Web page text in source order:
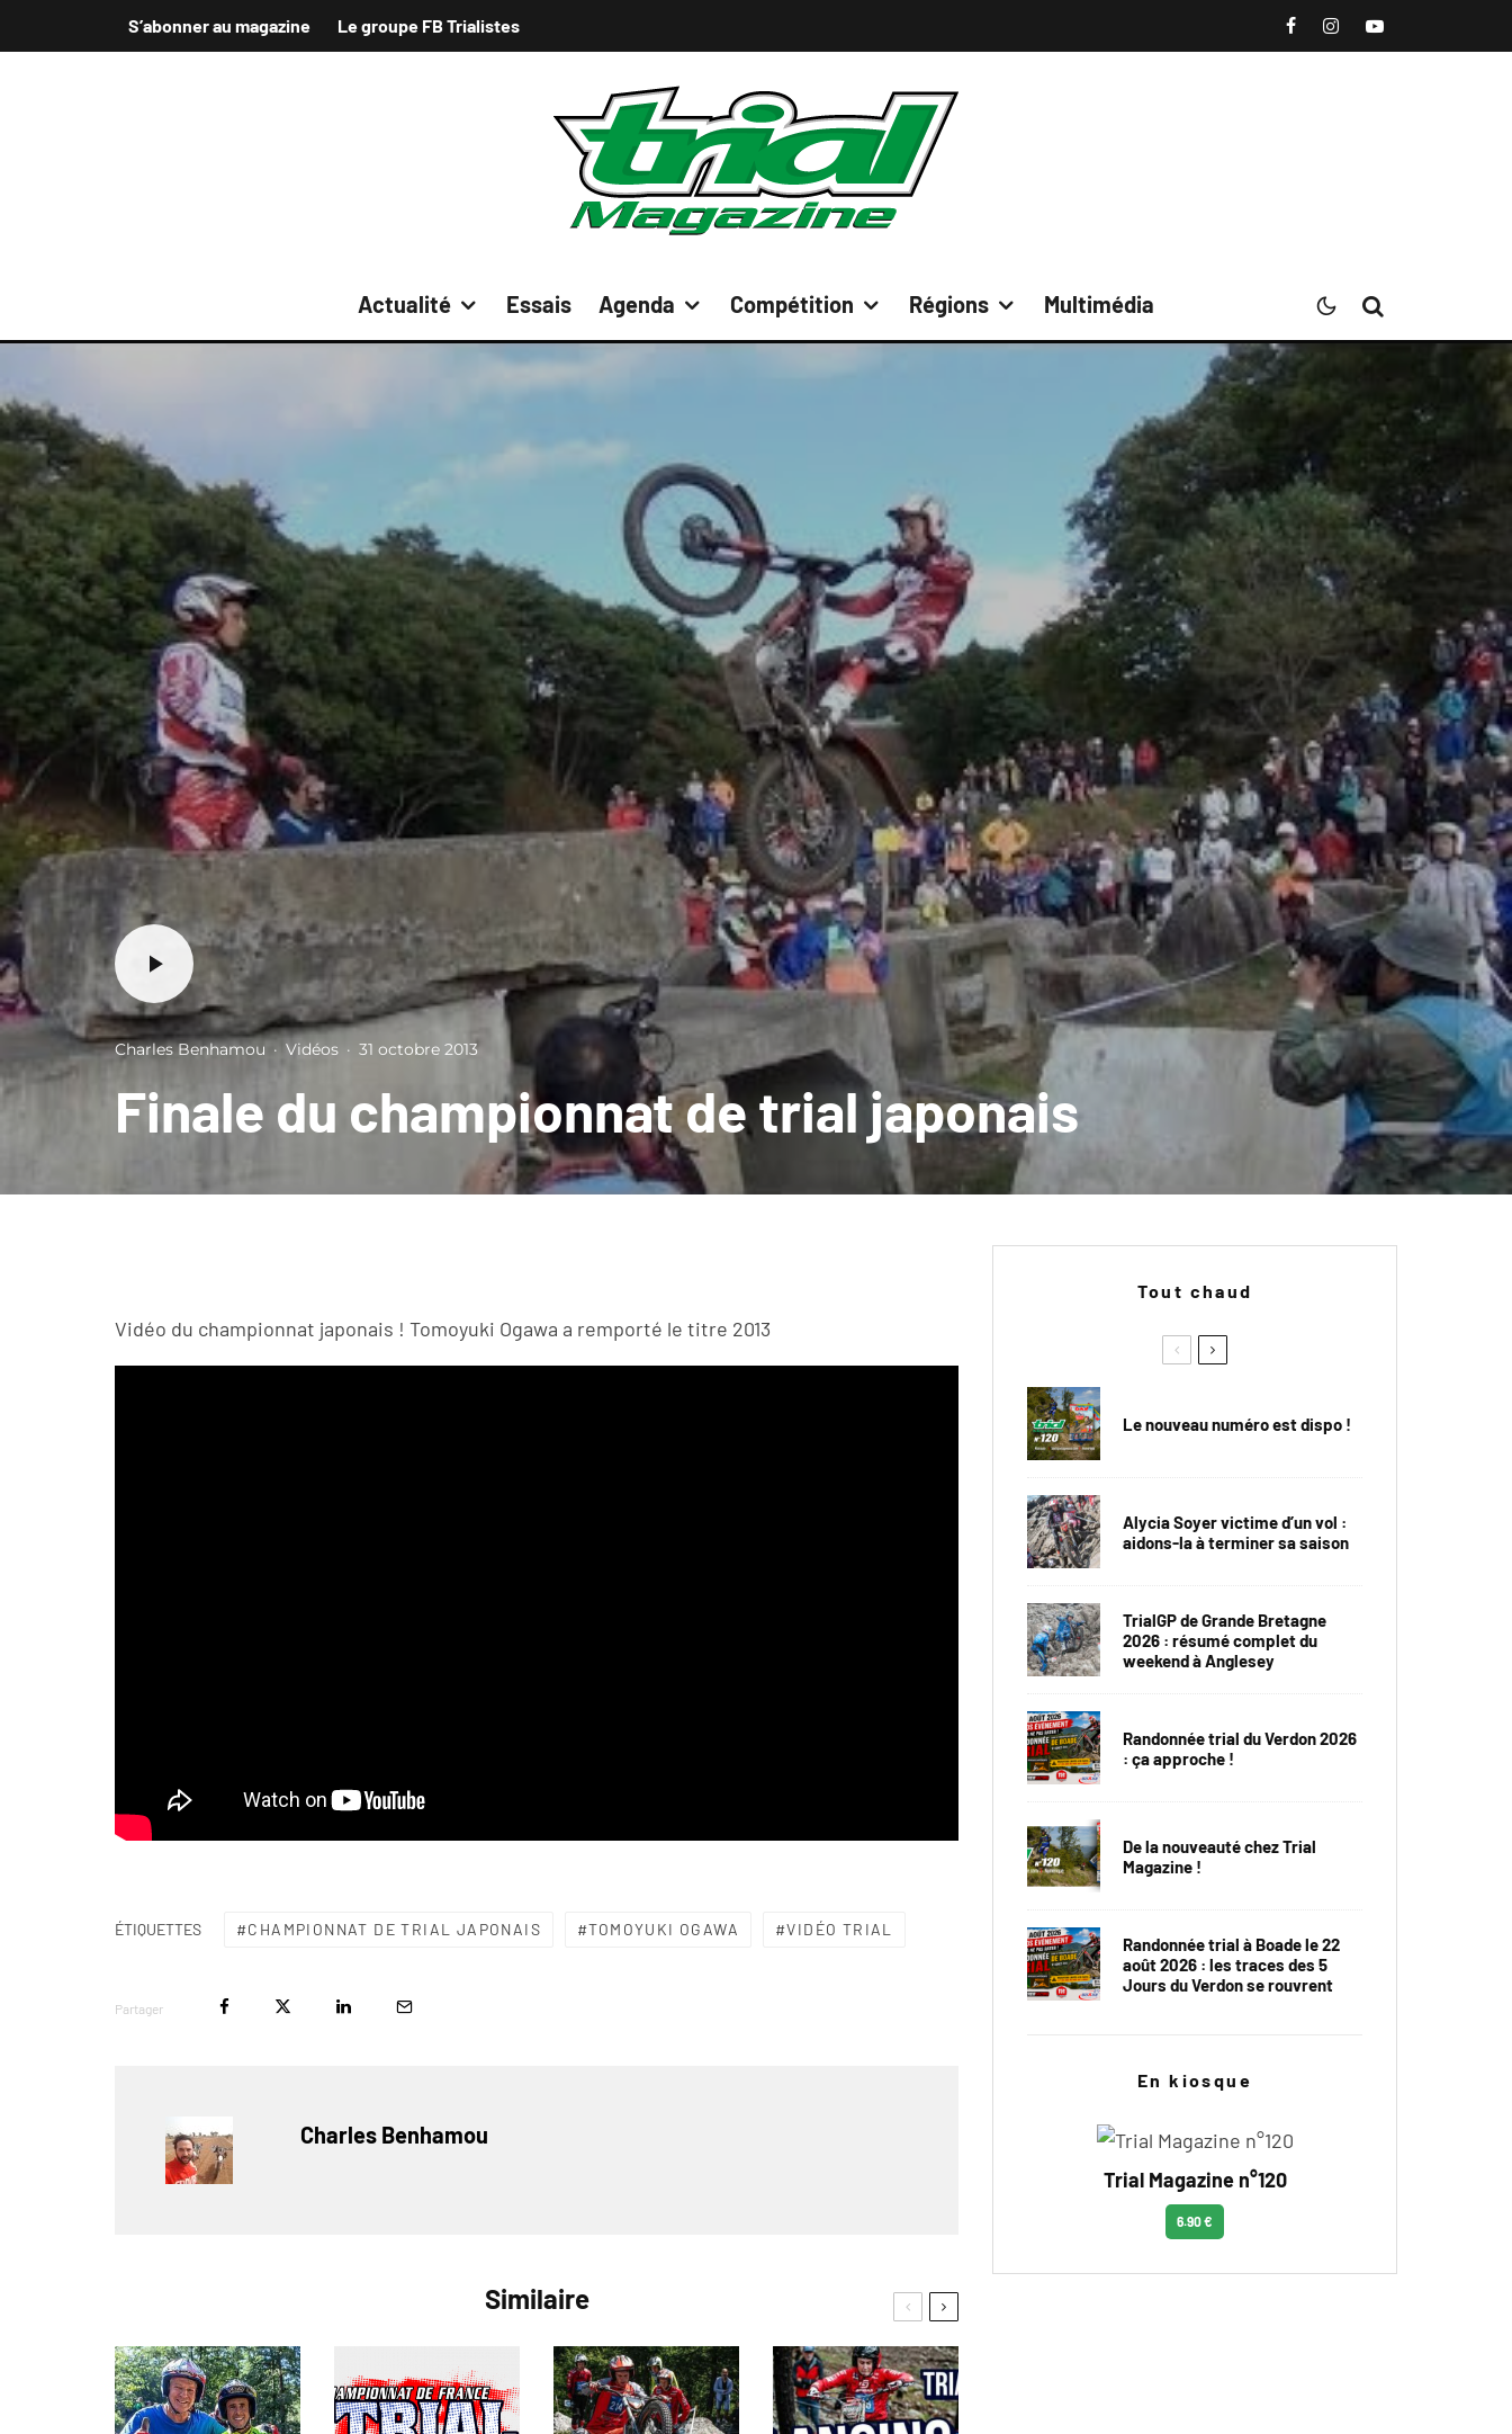
S’abonner au magazine Le groupe FB Trialistes
Actualité Essais Agenda Compétition Régions Multimédia
Charles Benhamou · Vidéos · 31 octobre 2013
Finale du championnat de trial japonais
Vidéo du championnat japonais ! Tomoyuki Ogawa a remporté le titre 2013
ÉTIQUETTES CHAMPIONNAT DE TRIAL JAPONAIS TOMOYUKI OGAWA VIDÉO TRIAL
Partager
Charles Benhamou
Similaire
Tout chaud
Le nouveau numéro est dispo !
Alycia Soyer victime d’un vol :
aidons-la à terminer sa saison
TrialGP de Grande Bretagne
2026 : résumé complet du
weekend à Anglesey
Randonnée trial du Verdon 2026
: ça approche !
De la nouveauté chez Trial
Magazine !
Randonnée trial à Boade le 22
août 2026 : les traces des 5
Jours du Verdon se rouvrent
En kiosque
Trial Magazine n°120
6.90 €